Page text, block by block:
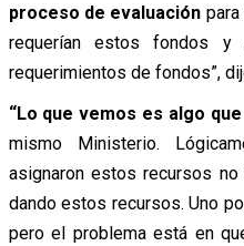
proceso de evaluación
requerían estos fondos y
requerimientos de fondos”,
“Lo que vemos es algo
mismo Ministerio.
asignaron estos recursos
dando estos recursos. Uno
pero el problema está en